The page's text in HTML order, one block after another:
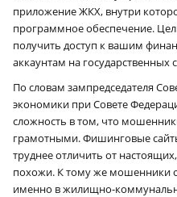
приложение ЖКХ, внутри
программное обеспечение.
получить доступ к вашим
аккаунтам на государственных
По словам зампредседателя
экономики при Совете
сложность в том, что
грамотными. Фишинговые
труднее отличить от
похожи. К тому же мошенники
именно в жилищно-